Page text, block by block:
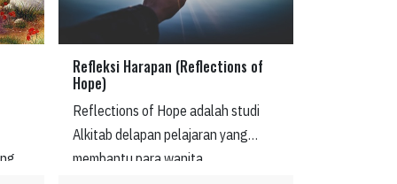
Refleksi Harapan (Reflections of
Hope)
Reflections of Hope adalah studi
Alkitab delapan pelajaran yang
membantu para wanita